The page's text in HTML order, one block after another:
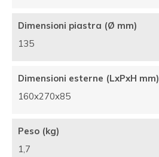
Dimensioni piastra (Ø mm)
135
Dimensioni esterne (LxPxH mm)
160x270x85
Peso (kg)
1,7